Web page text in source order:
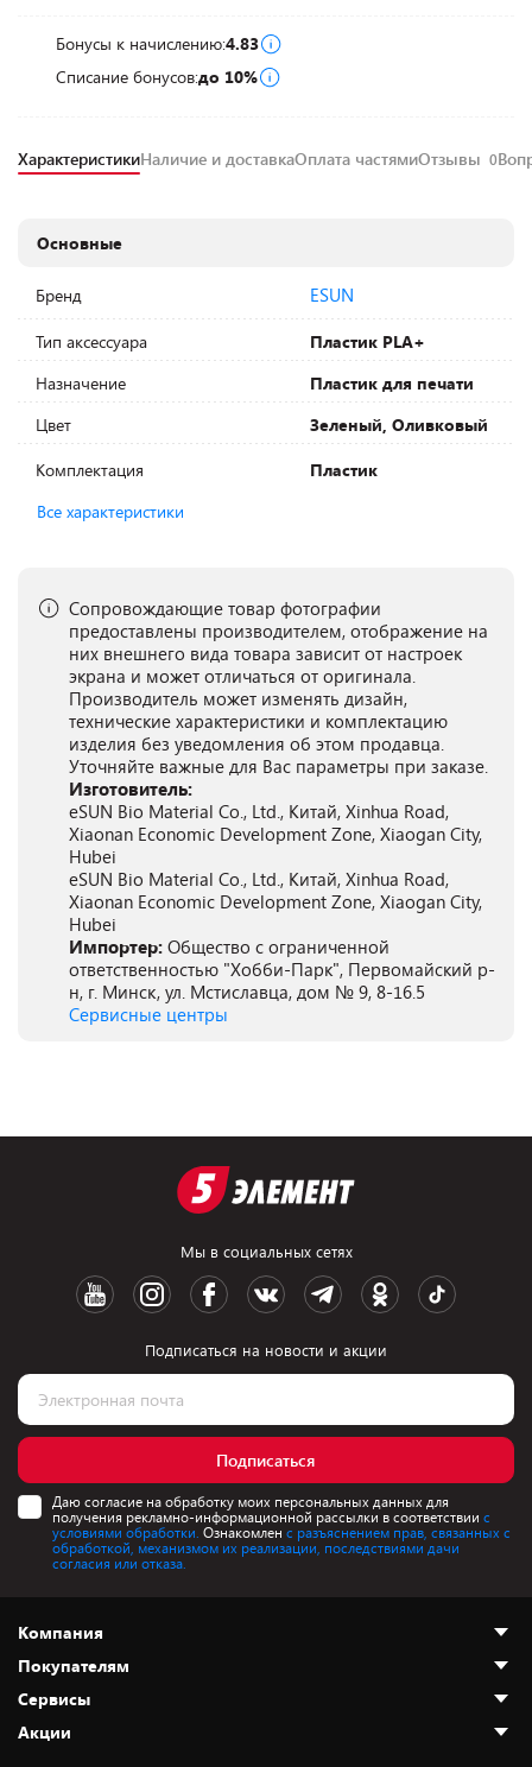
Бонусы к начислению:4.83
Списание бонусов:до 10%
ХарактеристикиНаличие и доставкаОплата частямиОтзывы 0
Основные
Бренд ESUN
Тип аксессуара
Пластик PLA+
Назначение
Пластик для печати
Цвет
Зеленый, Оливковый
Комплектация
Пластик
Все характеристики
Сопровождающие товар фотографии
предоставлены производителем, отображение на
них внешнего вида товара зависит от настроек
экрана и может отличаться от оригинала.
Производитель может изменять дизайн,
технические характеристики и комплектацию
изделия без уведомления об этом продавца.
Уточняйте важные для Вас параметры при заказе.
Изготовитель:
eSUN Bio Material Co., Ltd., Китай, Xinhua Road,
Xiaonan Economic Development Zone, Xiaogan City,
Hubei
eSUN Bio Material Co., Ltd., Китай, Xinhua Road,
Xiaonan Economic Development Zone, Xiaogan City,
Hubei
Импортер: Общество с ограниченной
ответственностью "Хобби-Парк", Первомайский р-
н, г. Минск, ул. Мстиславца, дом № 9, 8-16.5
Сервисные центры
Мы в социальных сетях
Подписаться на новости и акции
Подписаться
Даю согласие на обработку моих персональных данных для
получения рекламно-информационной рассылки в соответствии с
условиями обработки. Ознакомлен с разъяснением прав, связанных с
обработкой, механизмом их реализации, последствиями дачи
согласия или отказа.
Компания
О нас
Адреса магазинов
Новости
Покупателям
Как сделать заказ
Оплата и доставка
Сервисы
Акции